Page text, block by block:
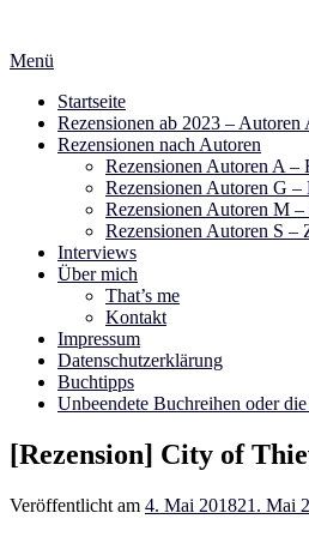
springen
Menü
Startseite
Rezensionen ab 2023 – Autoren
Rezensionen nach Autoren
Rezensionen Autoren A –
Rezensionen Autoren G –
Rezensionen Autoren M –
Rezensionen Autoren S –
Interviews
Über mich
That’s me
Kontakt
Impressum
Datenschutzerklärung
Buchtipps
Unbeendete Buchreihen oder
[Rezension] City of
Veröffentlicht am 4. Mai 201821. Mai